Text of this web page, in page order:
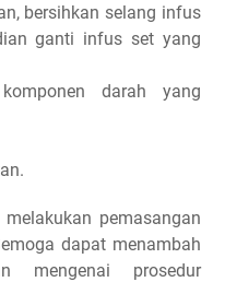
bersihkan selang infus
ganti infus set yang
darah yang
pemasangan
dapat menambah
mengenai prosedur